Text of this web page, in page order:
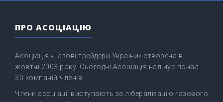
ПРО АСОЦІАЦІЮ
Асоціація «Газові трейдери України» створена в
жовтні 2003 року. Сьогодні Асоціація налічує понад
30 компаній-членів.
Члени асоціації виступають за лібералізацію газового